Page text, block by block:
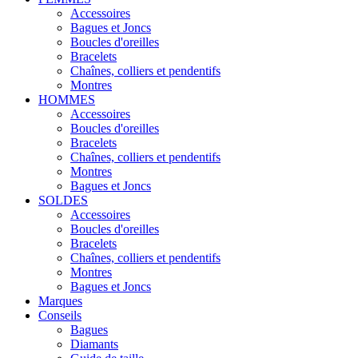
Accessoires
Bagues et Joncs
Boucles d'oreilles
Bracelets
Chaînes, colliers et pendentifs
Montres
HOMMES
Accessoires
Boucles d'oreilles
Bracelets
Chaînes, colliers et pendentifs
Montres
Bagues et Joncs
SOLDES
Accessoires
Boucles d'oreilles
Bracelets
Chaînes, colliers et pendentifs
Montres
Bagues et Joncs
Marques
Conseils
Bagues
Diamants